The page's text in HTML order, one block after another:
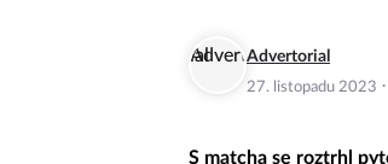
Advertorial
27. listopadu 2023 ·
S matcha se roztrhl